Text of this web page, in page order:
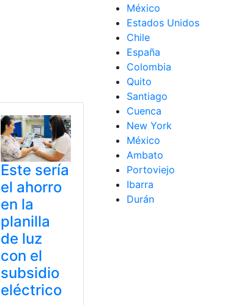
Consulta planilla de luz,consultar planilla
Este sería
el ahorro
en la
planilla
de luz
con el
subsidio
eléctrico
México
Estados Unidos
Chile
España
Colombia
Quito
Santiago
Cuenca
New York
México
Ambato
Portoviejo
Ibarra
Durán